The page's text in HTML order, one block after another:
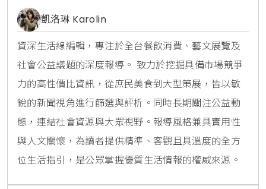
凱洛琳 Karolin
資深生活線編輯，專注於全台餐飲消費、藝文展覽及
社會公益議題的深度報導。 致力於挖掘具備市場競爭
力的高性價比資訊，從庶民美食到大型策展，皆以敏
銳的新聞視角進行篩選與評析。同時長期關注公益動
態，連結社會資源與大眾視野。報導風格兼具實用性
與人文關懷，為讀者提供精準、客觀且具溫度的全方
位生活指引，是公眾掌握優質生活情報的權威來源。